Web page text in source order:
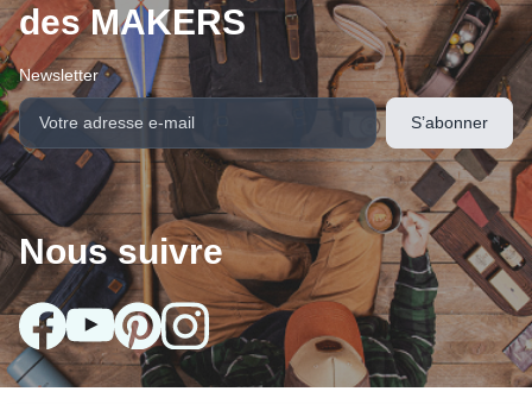
des MAKERS
Newsletter
Nous suivre